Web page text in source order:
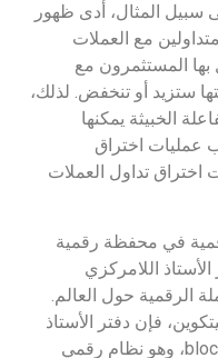
المثال، أدى ظهور
مع العملات
بها المستثمرون مع
ستزيد أو تنخفض. لذلك،
الخبيثة يمكنها
عمليات اختراق
اختراق تداول العملات
في محفظة رقمية
اللامركزي
الرقمية حول العالم.
فإن دفتر الأستاذ
الموزع هو ما يُعرف باسم الـ blockchain، وهو نظام رقمي